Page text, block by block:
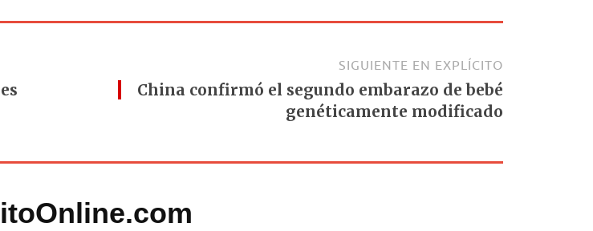
SIGUIENTE EN EXPLÍCITO
China confirmó el segundo embarazo de bebé
genéticamente modificado